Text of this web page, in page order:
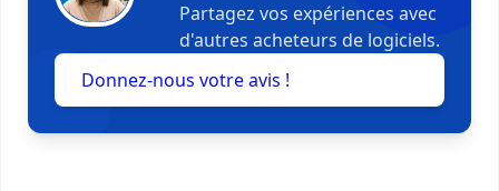
Partagez vos expériences avec
d'autres acheteurs de logiciels.
Donnez-nous votre avis !